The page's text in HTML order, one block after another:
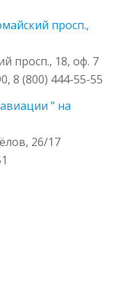
просп.,
просп., 18, оф. 7
8 (800) 444-55-55
" на
26/17